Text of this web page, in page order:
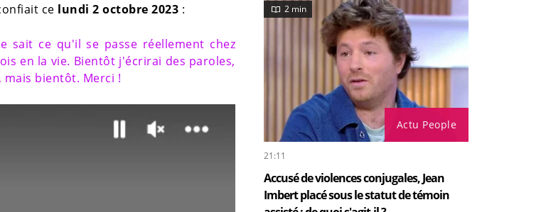
ce lundi 2 octobre 2023 :
sait ce qu'il se passe réellement chez
en la vie. Bientôt j'écrirai des paroles,
bientôt. Merci !
Actu People
2 min
21:11
Accusé de violences conjugales, Jean
Imbert placé sous le statut de témoin